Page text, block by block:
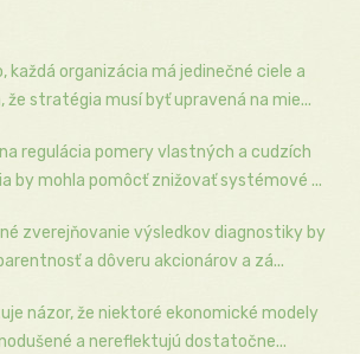
každá organizácia má jedinečné ciele a
že stratégia musí byť upravená na mie...
regulácia pomery vlastných a cudzích
by mohla pomôcť znižovať systémové ...
zverejňovanie výsledkov diagnostiky by
a dôveru akcionárov a zá...
názor, že niektoré ekonomické modely
a nereflektujú dostatočne...